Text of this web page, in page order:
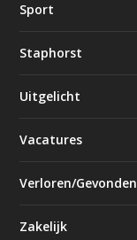
Sport
Staphorst
Uitgelicht
Vacatures
Verloren/Gevonden
Zakelijk